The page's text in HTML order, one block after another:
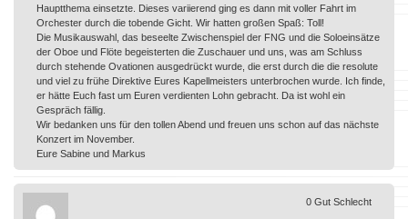
Hauptthema einsetzte. Dieses variierend ging es dann mit voller Fahrt im
Orchester durch die tobende Gicht. Wir hatten großen Spaß: Toll!
Die Musikauswahl, das beseelte Zwischenspiel der FNG und die Soloeinsätze
der Oboe und Flöte begeisterten die Zuschauer und uns, was am Schluss
durch stehende Ovationen ausgedrückt wurde, die erst durch die die resolute
und viel zu frühe Direktive Eures Kapellmeisters unterbrochen wurde. Ich finde,
er hätte Euch fast um Euren verdienten Lohn gebracht. Da ist wohl ein
Gespräch fällig.
Wir bedanken uns für den tollen Abend und freuen uns schon auf das nächste
Konzert im November.
Eure Sabine und Markus
0 Gut Schlecht